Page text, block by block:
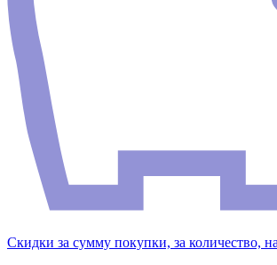
Скидки за сумму покупки, за количество,